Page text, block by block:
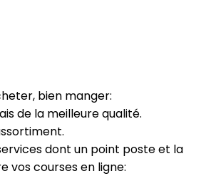
bien manger:
de la meilleure qualité.
dont un point poste et la
vos courses en ligne: